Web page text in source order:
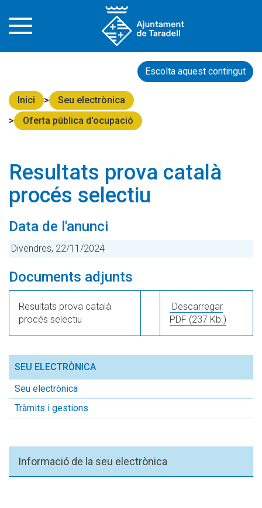
Escolta aquest contingut
Inici
Seu electrònica
Oferta pública d'ocupació
Resultats prova català
procés selectiu
Data de l'anunci
Divendres, 22/11/2024
Documents adjunts
Resultats prova català
procés selectiu
Descarregar
PDF (237 Kb.)
SEU ELECTRÒNICA
Seu electrònica
Tràmits i gestions
Informació de la seu electrònica